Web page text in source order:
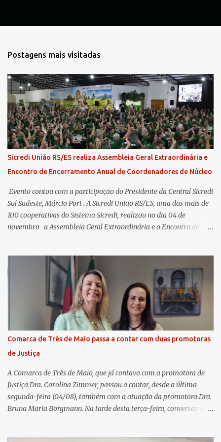
Postagens mais visitadas
Sicredi União RS/ES realiza Assembleia Geral Extraordinária e
Encontro de Encerramento Anual de Coordenadores de Núcleo
​ Evento contou com a participação do Presidente da Central Sicredi
Sul Sudeste, Márcio Port . A Sicredi União RS/ES, uma das mais de
100 cooperativas do Sistema Sicredi, realizou no dia 04 de
novembro a Assembleia Geral Extraordinária e o Encontro de
futuro. O evento ocorreu presencialmente em Santa Rosa/RS com
transmissão simultânea para os coordenadores capixabas, que
estavam reunidos em Cachoeiro de Itapemirim / ES. Durante a
Assembleia Geral Extraordinária, foram debatidas e aprovadas
pautas estratégicas, como a atualização da Política de
Remuneração dos Administradores Estatutários e do regulamento
do Fundo Social, reforçando o compromisso da cooperativa com a
transparência e a governança. No Encontro de Coordenadores de
Núcleo, o presidente da Sicredi União RS/ES, Sidnei Strejevitch, fez
um balanço das principais real...
Comarca de Três de Maio passa a contar com duas promotoras
de Justiça
A Comarca de Três de Maio, que já contava com a promotora de
Justiça Dra. Carolina Zimmer, passou a contar, desde a última
segunda-feira (04/08), também com a atuação da promotora Dra.
Bruna Maria Borgmann. Na tarde desta terça-feira, conversamos